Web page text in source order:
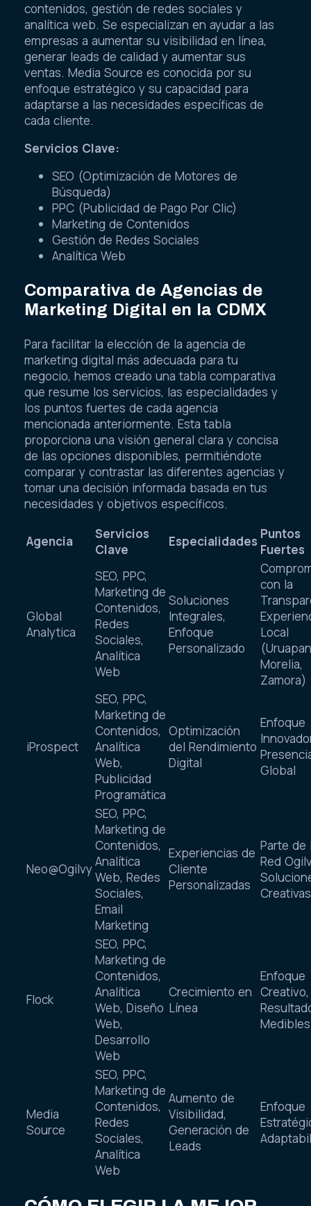
contenidos, gestión de redes sociales y
analítica web. Se especializan en ayudar a las
empresas a aumentar su visibilidad en línea,
generar leads de calidad y aumentar sus
ventas. Media Source es conocida por su
enfoque estratégico y su capacidad para
adaptarse a las necesidades específicas de
cada cliente.
Servicios Clave:
SEO (Optimización de Motores de
Búsqueda)
PPC (Publicidad de Pago Por Clic)
Marketing de Contenidos
Gestión de Redes Sociales
Analítica Web
Comparativa de Agencias de
Marketing Digital en la CDMX
Para facilitar la elección de la agencia de
marketing digital más adecuada para tu
negocio, hemos creado una tabla comparativa
que resume los servicios, las especialidades y
los puntos fuertes de cada agencia
mencionada anteriormente. Esta tabla
proporciona una visión general clara y concisa
de las opciones disponibles, permitiéndote
comparar y contrastar las diferentes agencias y
tomar una decisión informada basada en tus
necesidades y objetivos específicos.
Agencia
Servicios
Clave
Especialidades Puntos
Fuertes
Global
Analytica
SEO, PPC,
Marketing de
Contenidos,
Redes
Sociales,
Analítica
Web
Soluciones
Integrales,
Enfoque
Personalizado
con la
Local
Morelia,
Zamora)
iProspect
SEO, PPC,
Marketing de
Contenidos,
Analítica
Web,
Publicidad
Programática
Optimización
del Rendimiento
Digital
Enfoque
Global
Neo@Ogilvy
SEO, PPC,
Marketing de
Contenidos,
Analítica
Web, Redes
Sociales,
Email
Marketing
Experiencias de
Cliente
Personalizadas
Parte de
Red
Creativas
Flock
SEO, PPC,
Marketing de
Contenidos,
Analítica
Web, Diseño
Web,
Desarrollo
Web
Crecimiento en
Línea
Enfoque
Creativo,
Medibles
Media
Source
SEO, PPC,
Marketing de
Contenidos,
Redes
Sociales,
Analítica
Web
Aumento de
Visibilidad,
Generación de
Leads
Enfoque